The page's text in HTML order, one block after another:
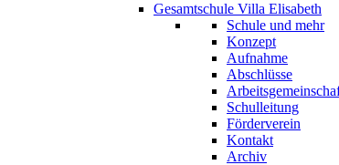
Gesamtschule Villa Elisabeth
Schule und mehr
Konzept
Aufnahme
Abschlüsse
Schulleitung
Förderverein
Kontakt
Archiv